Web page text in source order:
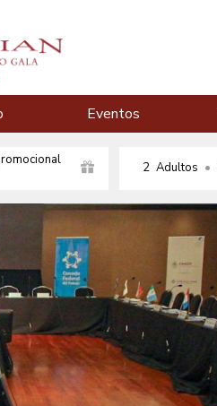
Eventos
2 Adultos •